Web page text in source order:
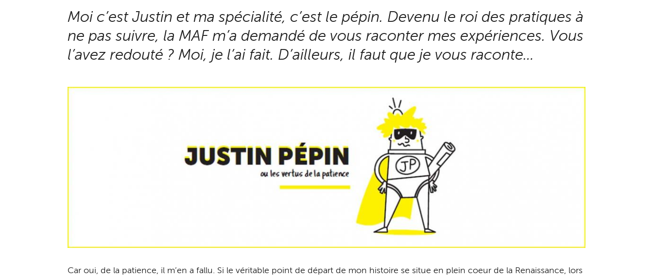
Moi c’est Justin et ma spécialité, c’est le pépin. Devenu le roi des pratiques à
ne pas suivre, la MAF m’a demandé de vous raconter mes expériences. Vous
l’avez redouté ? Moi, je l’ai fait. D’ailleurs, il faut que je vous raconte…
Car oui, de la patience, il m’en a fallu. Si le véritable point de départ de mon histoire se situe en plein coeur de la Renaissance, lors